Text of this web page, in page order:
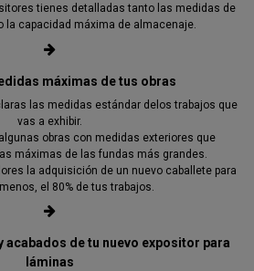
tienes detalladas tanto las medidas de
la capacidad máxima de almacenaje.
máximas de tus obras
las medidas estándar delos trabajos que
vas a exhibir.
obras con medidas exteriores que
máximas de las fundas más grandes.
la adquisición de un nuevo caballete para
el 80% de tus trabajos.
acabados de tu nuevo expositor para
láminas